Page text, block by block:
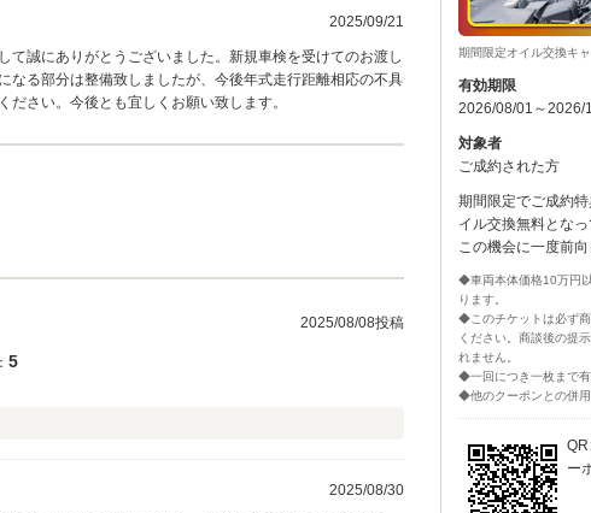
2025/09/21
誠にありがとうございました。新規車検を受けてのお渡し
なる部分は整備致しましたが、今後年式走行距離相応の不具
さい。今後とも宜しくお願い致します。
2025/08/08投稿
5
2025/08/30
期間限定オイル交換キ
有効期限
2026/08/01～2026/
対象者
ご成約された方
期間限定でご成約
イル交換無料となっ
この機会に一度前
◆車両本体価格10万円
ります。
◆このチケットは必ず
ください。商談後の提
れません。
◆一回につき一枚まで有
◆他のクーポンとの併用
QR
ー